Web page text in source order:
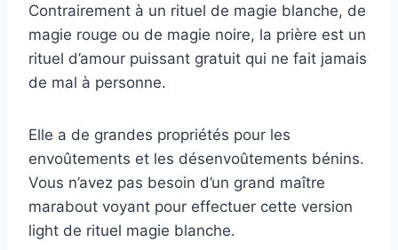
Contrairement à un rituel de magie blanche, de
magie rouge ou de magie noire, la prière est un
rituel d’amour puissant gratuit qui ne fait jamais
de mal à personne.
Elle a de grandes propriétés pour les
envoûtements et les désenvoûtements bénins.
Vous n’avez pas besoin d’un grand maître
marabout voyant pour effectuer cette version
light de rituel magie blanche.